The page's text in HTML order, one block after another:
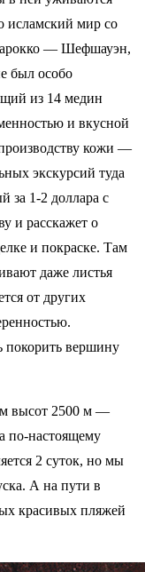
исламский мир со
— Шефшауэн,
был особо
из 14 медин
и вкусной
кожи —
экскурсий туда
за 1-2 доллара с
и расскажет о
и покраске. Там
даже листья
от других
покорить вершину
высот 2500 м —
по-настоящему
2 суток, но мы
А на пути в
красивых пляжей